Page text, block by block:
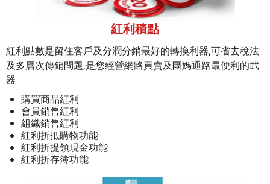
紅利積點
紅利點數是留住客戶及分潤分銷最好的轉換利器,可省去稅法
及多層次傳銷問題,是您經營網路買賣及團媽通路最便利的武
器
購買商品紅利
會員銷售紅利
組織銷售紅利
紅利折抵購物功能
紅利折提領現金功能
紅利折存簿功能